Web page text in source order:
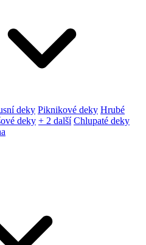
deky Piknikové deky Hrubé
deky + 2 další Chlupaté deky